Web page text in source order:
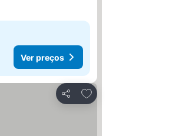
Ver preços
Partilhar
Adicionar aos favoritos